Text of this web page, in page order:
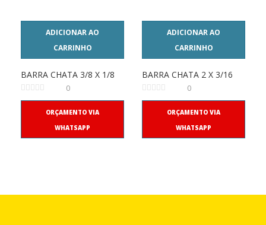
ADICIONAR AO
CARRINHO
BARRA CHATA 3/8 X 1/8
0
ORÇAMENTO VIA
WHATSAPP
ADICIONAR AO
CARRINHO
BARRA CHATA 2 X 3/16
0
ORÇAMENTO VIA
WHATSAPP